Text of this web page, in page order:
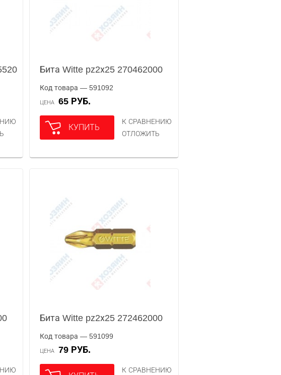
Бита Witte pz2х25 270462000
Код товара — 591092
ЦЕНА 65 РУБ.
КУПИТЬ
К СРАВНЕНИЮ
ОТЛОЖИТЬ
Бита Witte pz2х25 272462000
Код товара — 591099
ЦЕНА 79 РУБ.
К СРАВНЕНИЮ